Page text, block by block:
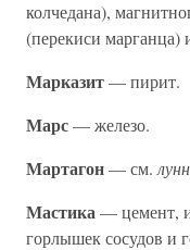
колчедана),
(перекиси марганца)
Марказит— пирит.
Марс— железо.
Мартагон— см.
Мастика— цемент,
горлышек сосудов и